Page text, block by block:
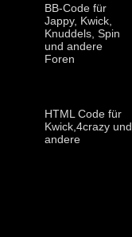
BB-Code für
Jappy, Kwick,
Knuddels, Spin
und andere
Foren
HTML Code für
Kwick,4crazy und
andere